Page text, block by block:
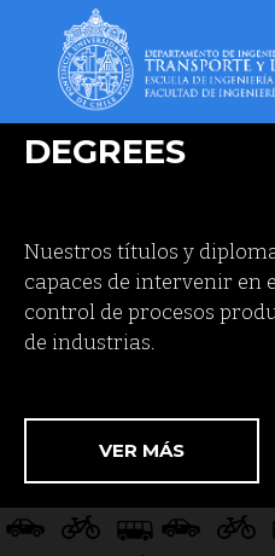
DEGREES
Nuestros títulos y
capaces de intervenir en
control de procesos
de industrias.
VER MÁS